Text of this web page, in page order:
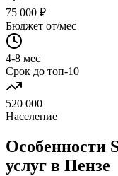
75 000 ₽
Бюджет от/мес
4-8 мес
Срок до топ-10
520 000
Население
Особенности
услуг в Пензе